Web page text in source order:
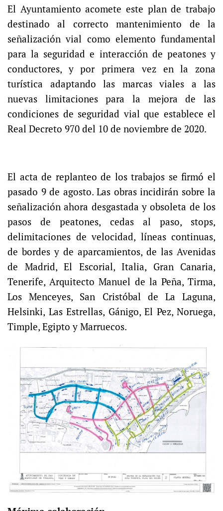
El Ayuntamiento acomete este plan de trabajo
destinado al correcto mantenimiento de la
señalización vial como elemento fundamental
para la seguridad e interacción de peatones y
conductores, y por primera vez en la zona
turística adaptando las marcas viales a las
nuevas limitaciones para la mejora de las
condiciones de seguridad vial que establece el
Real Decreto 970 del 10 de noviembre de 2020.
El acta de replanteo de los trabajos se firmó el
pasado 9 de agosto. Las obras incidirán sobre la
señalización ahora desgastada y obsoleta de los
pasos de peatones, cedas al paso, stops,
delimitaciones de velocidad, líneas continuas,
de bordes y de aparcamientos, de las Avenidas
de Madrid, El Escorial, Italia, Gran Canaria,
Tenerife, Arquitecto Manuel de la Peña, Tirma,
Los Menceyes, San Cristóbal de La Laguna,
Helsinki, Las Estrellas, Gánigo, El Pez, Noruega,
Timple, Egipto y Marruecos.